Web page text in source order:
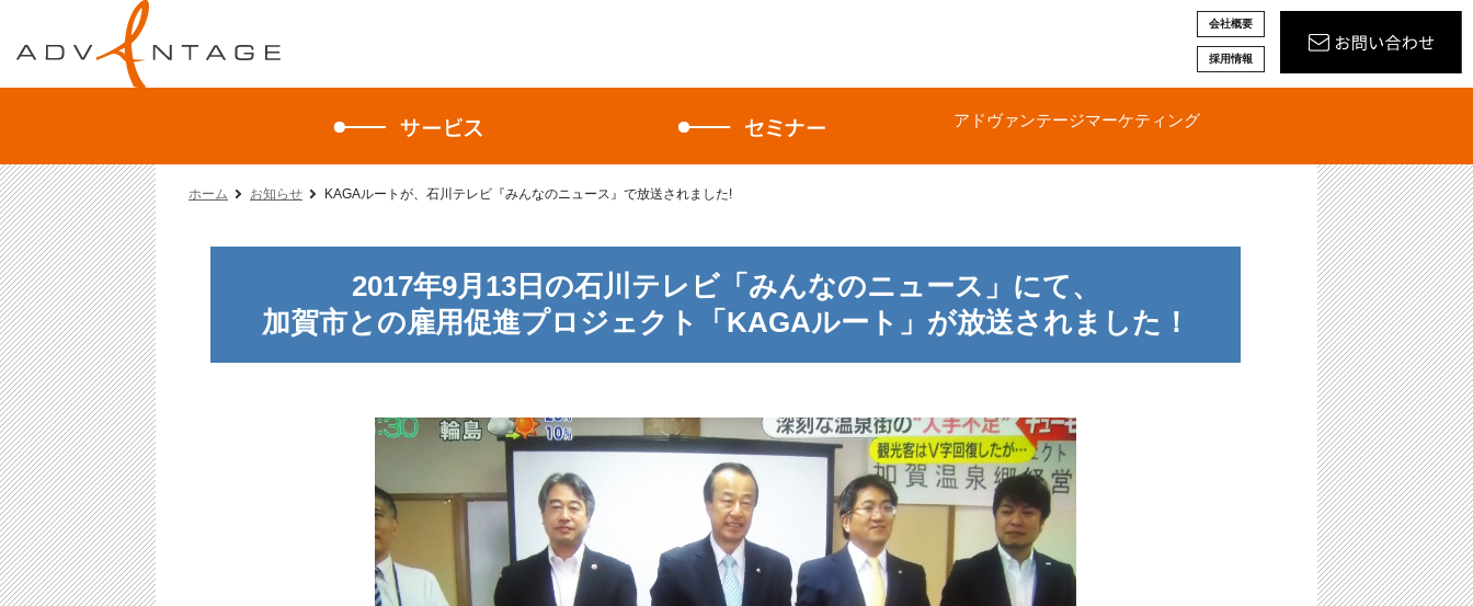
会社概要
採用情報
アドヴァンテージマーケティング
ホーム お知らせ KAGAルートが、石川テレビ『みんなのニュース』で放送されました!
2017年9月13日の石川テレビ「みんなのニュース」にて、
加賀市との雇用促進プロジェクト「KAGAルート」が放送されました！